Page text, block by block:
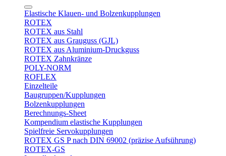
Elastische Klauen- und Bolzenkupplungen
ROTEX
ROTEX aus Stahl
ROTEX aus Grauguss (GJL)
ROTEX aus Aluminium-Druckguss
ROTEX Zahnkränze
POLY-NORM
ROFLEX
Einzelteile
Baugruppen/Kupplungen
Bolzenkupplungen
Berechnungs-Sheet
Kompendium elastische Kupplungen
Spielfreie Servokupplungen
ROTEX GS P nach DIN 69002 (präzise Aufsührung)
ROTEX-GS